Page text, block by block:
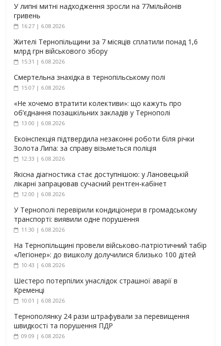
У липні митні надходження зросли на 77мільйонів
гривень
16:27 | 6.08.2026
Жителі Тернопільщини за 7 місяців сплатили понад 1,6
млрд грн військового збору
15:31 | 6.08.2026
Смертельна знахідка в тернопільському полі
15:07 | 6.08.2026
«Не хочемо втратити колективи»: що кажуть про
об’єднання позашкільних закладів у Тернополі
13:00 | 6.08.2026
Екоінспекція підтвердила незаконні роботи біля річки
Золота Липа: за справу візьметься поліція
12:33 | 6.08.2026
Якісна діагностика стає доступнішою: у Лановецькій
лікарні запрацював сучасний рентген-кабінет
12:00 | 6.08.2026
У Тернополі перевірили кондиціонери в громадському
транспорті: виявили одне порушення
11:30 | 6.08.2026
На Тернопільщині провели військово-патріотичний табір
«Легіонер»: до вишколу долучилися близько 100 дітей
10:43 | 6.08.2026
Шестеро потерпілих унаслідок страшної аварії в
Кременці
10:01 | 6.08.2026
Тернополянку 24 рази штрафували за перевищення
швидкості та порушення ПДР
09:09 | 6.08.2026